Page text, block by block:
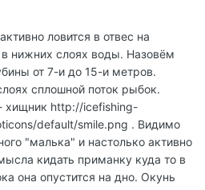
ловится в отвес на
нижних слоях воды. Назовём
от 7-и до 15-и метров.
сплошной поток рыбок.
хищник http://icefishing-
default/smile.png . Видимо
"малька" и настолько активно
кидать приманку куда то в
она опустится на дно. Окунь